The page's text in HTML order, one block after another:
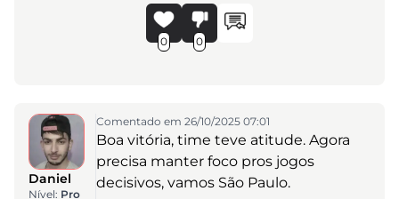
0 0
Daniel
Nível: Pro
Comentado em 26/10/2025 07:01
Boa vitória, time teve atitude. Agora
precisa manter foco pros jogos
decisivos, vamos São Paulo.